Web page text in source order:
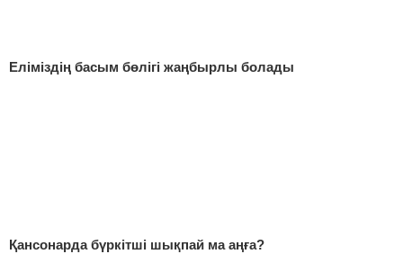
Еліміздің басым бөлігі жаңбырлы болады
Қансонарда бүркітші шықпай ма аңға?